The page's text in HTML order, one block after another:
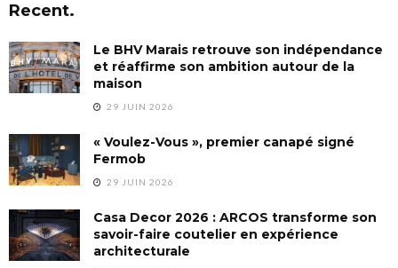
Recent.
Le BHV Marais retrouve son indépendance
et réaffirme son ambition autour de la
maison
29 JUIN 2026
« Voulez-Vous », premier canapé signé
Fermob
29 JUIN 2026
Casa Decor 2026 : ARCOS transforme son
savoir-faire coutelier en expérience
architecturale